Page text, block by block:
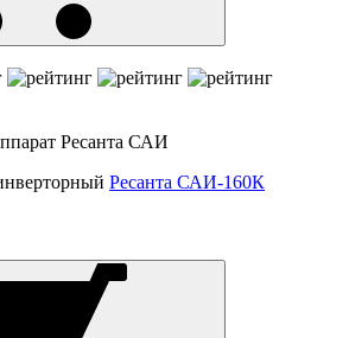
Ресанта САИ-160К